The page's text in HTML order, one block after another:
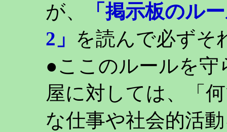
が、
「掲示板のル
2」 を読んで必ずそ
●ここのルールを守
屋に対しては、「
な仕事や社会的活